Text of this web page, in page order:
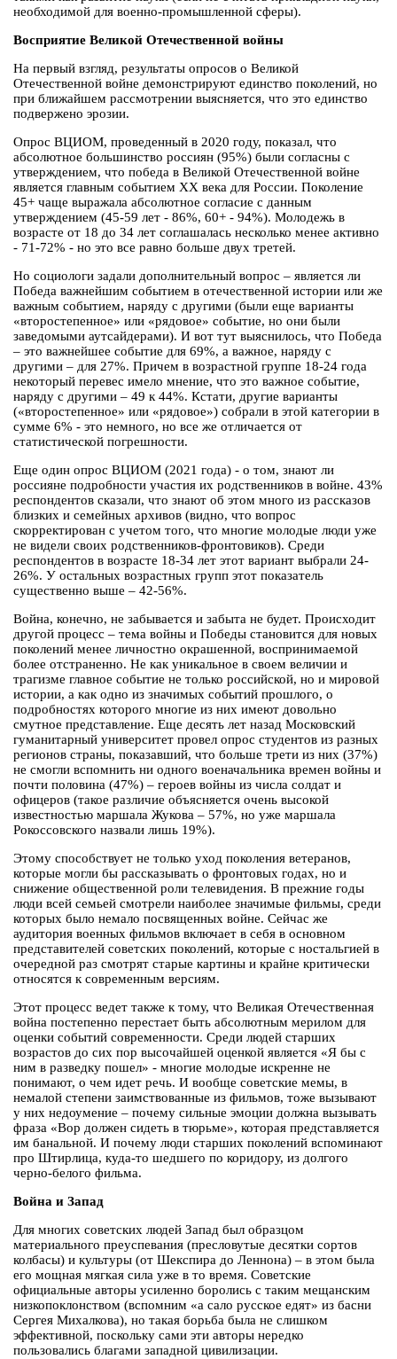
необходимой для военно-промышленной сферы).
Восприятие Великой Отечественной войны
На первый взгляд, результаты опросов о Великой
Отечественной войне демонстрируют единство поколений, но
при ближайшем рассмотрении выясняется, что это единство
подвержено эрозии.
Опрос ВЦИОМ, проведенный в 2020 году, показал, что
абсолютное большинство россиян (95%) были согласны с
утверждением, что победа в Великой Отечественной войне
является главным событием XX века для России. Поколение
45+ чаще выражала абсолютное согласие с данным
утверждением (45-59 лет - 86%, 60+ - 94%). Молодежь в
возрасте от 18 до 34 лет соглашалась несколько менее активно
- 71-72% - но это все равно больше двух третей.
Но социологи задали дополнительный вопрос – является ли
Победа важнейшим событием в отечественной истории или же
важным событием, наряду с другими (были еще варианты
«второстепенное» или «рядовое» событие, но они были
заведомыми аутсайдерами). И вот тут выяснилось, что Победа
– это важнейшее событие для 69%, а важное, наряду с
другими – для 27%. Причем в возрастной группе 18-24 года
некоторый перевес имело мнение, что это важное событие,
наряду с другими – 49 к 44%. Кстати, другие варианты
(«второстепенное» или «рядовое») собрали в этой категории в
сумме 6% - это немного, но все же отличается от
статистической погрешности.
Еще один опрос ВЦИОМ (2021 года) - о том, знают ли
россияне подробности участия их родственников в войне. 43%
респондентов сказали, что знают об этом много из рассказов
близких и семейных архивов (видно, что вопрос
скорректирован с учетом того, что многие молодые люди уже
не видели своих родственников-фронтовиков). Среди
респондентов в возрасте 18-34 лет этот вариант выбрали 24-
26%. У остальных возрастных групп этот показатель
существенно выше – 42-56%.
Война, конечно, не забывается и забыта не будет. Происходит
другой процесс – тема войны и Победы становится для новых
поколений менее личностно окрашенной, воспринимаемой
более отстраненно. Не как уникальное в своем величии и
трагизме главное событие не только российской, но и мировой
истории, а как одно из значимых событий прошлого, о
подробностях которого многие из них имеют довольно
смутное представление. Еще десять лет назад Московский
гуманитарный университет провел опрос студентов из разных
регионов страны, показавший, что больше трети из них (37%)
не смогли вспомнить ни одного военачальника времен войны и
почти половина (47%) – героев войны из числа солдат и
офицеров (такое различие объясняется очень высокой
известностью маршала Жукова – 57%, но уже маршала
Рокоссовского назвали лишь 19%).
Этому способствует не только уход поколения ветеранов,
которые могли бы рассказывать о фронтовых годах, но и
снижение общественной роли телевидения. В прежние годы
люди всей семьей смотрели наиболее значимые фильмы, среди
которых было немало посвященных войне. Сейчас же
аудитория военных фильмов включает в себя в основном
представителей советских поколений, которые с ностальгией в
очередной раз смотрят старые картины и крайне критически
относятся к современным версиям.
Этот процесс ведет также к тому, что Великая Отечественная
война постепенно перестает быть абсолютным мерилом для
оценки событий современности. Среди людей старших
возрастов до сих пор высочайшей оценкой является «Я бы с
ним в разведку пошел» - многие молодые искренне не
понимают, о чем идет речь. И вообще советские мемы, в
немалой степени заимствованные из фильмов, тоже вызывают
у них недоумение – почему сильные эмоции должна вызывать
фраза «Вор должен сидеть в тюрьме», которая представляется
им банальной. И почему люди старших поколений вспоминают
про Штирлица, куда-то шедшего по коридору, из долгого
черно-белого фильма.
Война и Запад
Для многих советских людей Запад был образцом
материального преуспевания (пресловутые десятки сортов
колбасы) и культуры (от Шекспира до Леннона) – в этом была
его мощная мягкая сила уже в то время. Советские
официальные авторы усиленно боролись с таким мещанским
низкопоклонством (вспомним «а сало русское едят» из басни
Сергея Михалкова), но такая борьба была не слишком
эффективной, поскольку сами эти авторы нередко
пользовались благами западной цивилизации.